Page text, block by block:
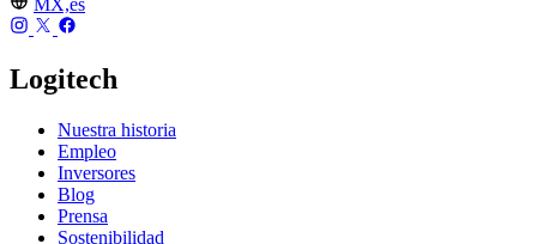
MX,es
Logitech
Nuestra historia
Empleo
Inversores
Blog
Prensa
Sostenibilidad